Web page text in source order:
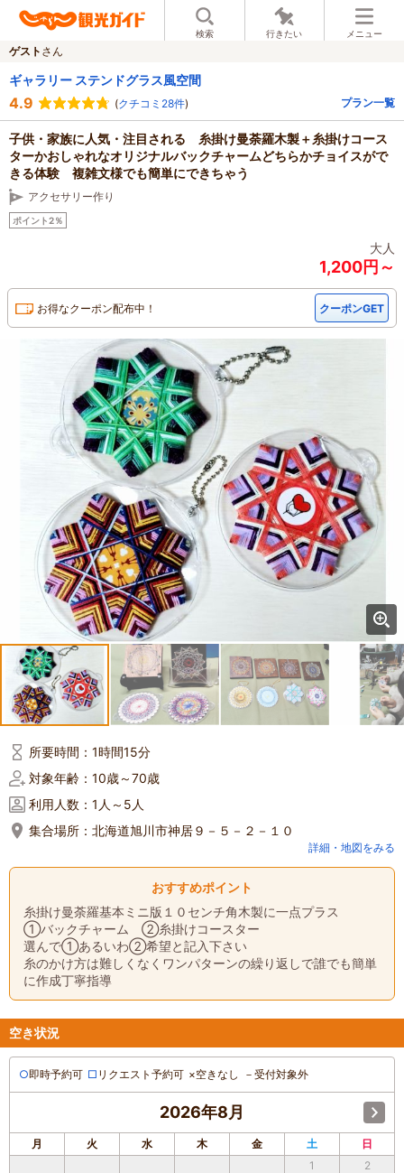
検索 行きたい メニュー
ゲスト さん
ギャラリー ステンドグラス風空間
4.9 (クチコミ28件) プラン一覧
子供・家族に人気・注目される 糸掛け曼荼羅木製＋糸掛けコース
ターかおしゃれなオリジナルバックチャームどちらかチョイスがで
きる体験 複雑文様でも簡単にできちゃう
アクセサリー作り
ポイント2％
大人
1,200円～
お得なクーポン配布中！ クーポンGET
所要時間： 1時間15分
対象年齢： 10歳～70歳
利用人数： 1人～5人
集合場所： 北海道旭川市神居９－５－２－１０
詳細・地図をみる
おすすめポイント
糸掛け曼荼羅基本ミニ版１０センチ角木製に一点プラス
①バックチャーム ②糸掛けコースター
選んで①あるいわ②希望と記入下さい
糸のかけ方は難しくなくワンパターンの繰り返しで誰でも簡単
に作成丁寧指導
空き状況
○即時予約可 □ リクエスト予約可 ×空きなし － 受付対象外
2026年8月
月 火 水 木 金 土
日
1
2